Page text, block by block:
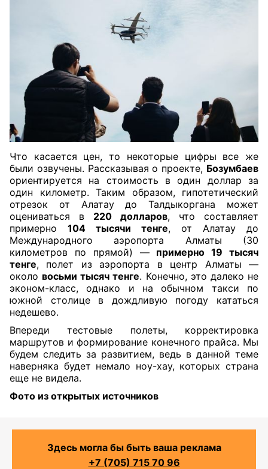
Что касается цен, то некоторые цифры все же
были озвучены. Рассказывая о проекте, Бозумбаев
ориентируется на стоимость в один доллар за
один километр. Таким образом, гипотетический
отрезок от Алатау до Талдыкоргана может
оцениваться в 220 долларов, что составляет
примерно 104 тысячи тенге, от Алатау до
Международного аэропорта Алматы (30
километров по прямой) — примерно 19 тысяч
тенге, полет из аэропорта в центр Алматы —
около восьми тысяч тенге. Конечно, это далеко не
эконом-класс, однако и на обычном такси по
южной столице в дождливую погоду кататься
недешево.
Впереди тестовые полеты, корректировка
маршрутов и формирование конечного прайса. Мы
будем следить за развитием, ведь в данной теме
наверняка будет немало ноу-хау, которых страна
еще не видела.
Фото из открытых источников
Здесь могла бы быть ваша реклама
+7 (705) 715 70 96